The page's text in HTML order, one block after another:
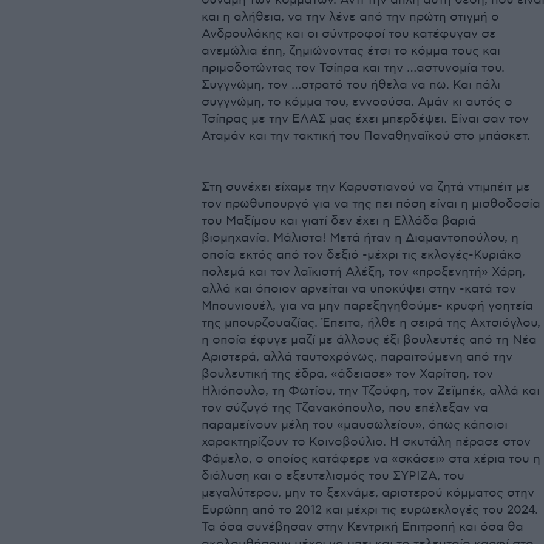
και η αλήθεια, να την λένε από την πρώτη στιγμή ο
Ανδρουλάκης και οι σύντροφοί του κατέφυγαν σε
ανεμώλια έπη, ζημιώνοντας έτσι το κόμμα τους και
πριμοδοτώντας τον Τσίπρα και την …αστυνομία του.
Συγγνώμη, τον …στρατό του ήθελα να πω. Και πάλι
συγγνώμη, το κόμμα του, εννοούσα. Αμάν κι αυτός ο
Τσίπρας με την ΕΛΑΣ μας έχει μπερδέψει. Είναι σαν τον
Αταμάν και την τακτική του Παναθηναϊκού στο μπάσκετ.
Στη συνέχει είχαμε την Καρυστιανού να ζητά ντιμπέιτ με
τον πρωθυπουργό για να της πει πόση είναι η μισθοδοσία
του Μαξίμου και γιατί δεν έχει η Ελλάδα βαριά
βιομηχανία. Μάλιστα! Μετά ήταν η Διαμαντοπούλου, η
οποία εκτός από τον δεξιό -μέχρι τις εκλογές-Κυριάκο
πολεμά και τον λαϊκιστή Αλέξη, τον «προξενητή» Χάρη,
αλλά και όποιον αρνείται να υποκύψει στην -κατά τον
Μπουνιουέλ, για να μην παρεξηγηθούμε- κρυφή γοητεία
της μπουρζουαζίας. Έπειτα, ήλθε η σειρά της Αχτσιόγλου,
η οποία έφυγε μαζί με άλλους έξι βουλευτές από τη Νέα
Αριστερά, αλλά ταυτοχρόνως, παραιτούμενη από την
βουλευτική της έδρα, «άδειασε» τον Χαρίτση, τον
Ηλιόπουλο, τη Φωτίου, την Τζούφη, τον Ζεϊμπέκ, αλλά και
τον σύζυγό της Τζανακόπουλο, που επέλεξαν να
παραμείνουν μέλη του «μαυσωλείου», όπως κάποιοι
χαρακτηρίζουν το Κοινοβούλιο. Η σκυτάλη πέρασε στον
Φάμελο, ο οποίος κατάφερε να «σκάσει» στα χέρια του η
διάλυση και ο εξευτελισμός του ΣΥΡΙΖΑ, του
μεγαλύτερου, μην το ξεχνάμε, αριστερού κόμματος στην
Ευρώπη από το 2012 και μέχρι τις ευρωεκλογές του 2024.
Τα όσα συνέβησαν στην Κεντρική Επιτροπή και όσα θα